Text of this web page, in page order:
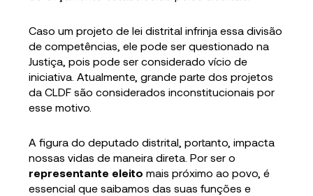
Caso um projeto de lei distrital infrinja essa divisão
de competências, ele pode ser questionado na
Justiça, pois pode ser considerado vício de
iniciativa. Atualmente, grande parte dos projetos
da CLDF são considerados inconstitucionais por
esse motivo.
A figura do deputado distrital, portanto, impacta
nossas vidas de maneira direta. Por ser o
representante eleito mais próximo ao povo, é
essencial que saibamos das suas funções e